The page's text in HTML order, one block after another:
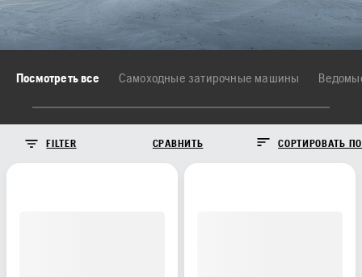
Посмотреть все Самоходные затирочные машины
FILTER СРАВНИТЬ СОРТИРОВАТЬ ПО